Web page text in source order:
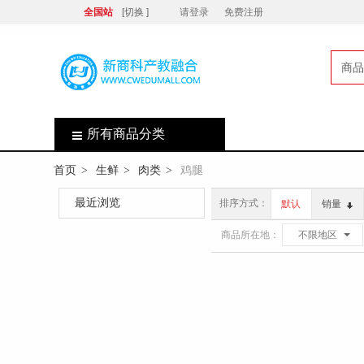
全国站 [切换 ] 请登录 免费注册
商品
所有商品分类
首页 > 生鲜 > 肉类 > 鸡腿
最近浏览 排序方式： 默认 销量
商品所在地： 不限地区